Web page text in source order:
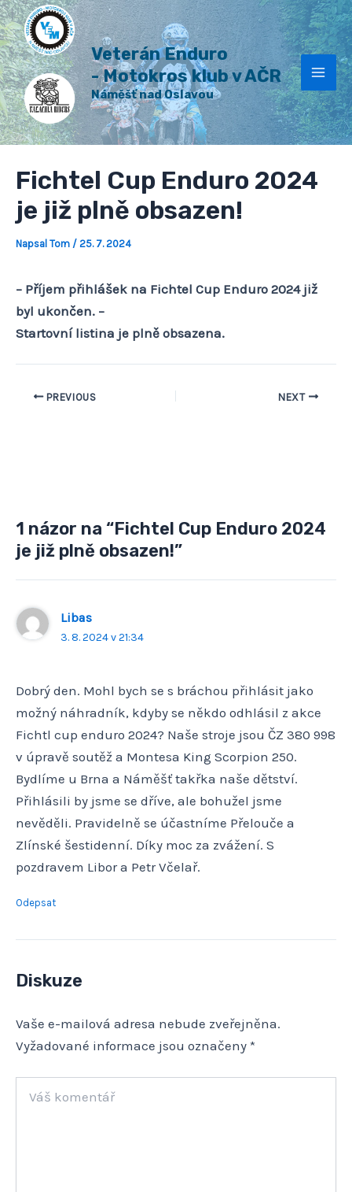
Přeskočit
na
obsah
Veterán Enduro
- Motokros klub v AČR
Náměšť nad Oslavou
Fichtel Cup Enduro 2024
je již plně obsazen!
Napsal Tom / 25. 7. 2024
– Příjem přihlášek na Fichtel Cup Enduro 2024 již
byl ukončen. –
Startovní listina je plně obsazena.
Post
navigation
PREVIOUS NEXT
1 názor na “Fichtel Cup Enduro 2024
je již plně obsazen!”
Libas
3. 8. 2024 v 21:34
Dobrý den. Mohl bych se s bráchou přihlásit jako
možný náhradník, kdyby se někdo odhlásil z akce
Fichtl cup enduro 2024? Naše stroje jsou ČZ 380 998
v úpravě soutěž a Montesa King Scorpion 250.
Bydlíme u Brna a Náměšť takřka naše dětství.
Přihlásili by jsme se dříve, ale bohužel jsme
nevěděli. Pravidelně se účastníme Přelouče a
Zlínské šestidenní. Díky moc za zvážení. S
pozdravem Libor a Petr Včelař.
Odepsat
Diskuze
Vaše e-mailová adresa nebude zveřejněna.
Vyžadované informace jsou označeny *
komentář
H
l
e
d
a
t